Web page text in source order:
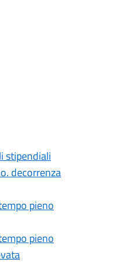
stipendiali
decorrenza
pieno
pieno